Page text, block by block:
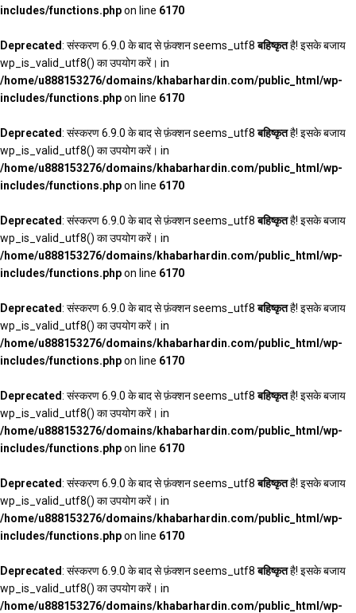
includes/functions.phpon line 6170
Deprecated: संस्करण 6.9.0 के बाद से फ़ंक्शन seems_utf8बहिष्कृतहै! इसके बजाय
wp_is_valid_utf8() का उपयोग करें। in
/home/u888153276/domains/khabarhardin.com/public_html/wp-
includes/functions.phpon line 6170
Deprecated: संस्करण 6.9.0 के बाद से फ़ंक्शन seems_utf8बहिष्कृतहै! इसके बजाय
wp_is_valid_utf8() का उपयोग करें। in
/home/u888153276/domains/khabarhardin.com/public_html/wp-
includes/functions.phpon line 6170
Deprecated: संस्करण 6.9.0 के बाद से फ़ंक्शन seems_utf8बहिष्कृतहै! इसके बजाय
wp_is_valid_utf8() का उपयोग करें। in
/home/u888153276/domains/khabarhardin.com/public_html/wp-
includes/functions.phpon line 6170
Deprecated: संस्करण 6.9.0 के बाद से फ़ंक्शन seems_utf8बहिष्कृतहै! इसके बजाय
wp_is_valid_utf8() का उपयोग करें। in
/home/u888153276/domains/khabarhardin.com/public_html/wp-
includes/functions.phpon line 6170
Deprecated: संस्करण 6.9.0 के बाद से फ़ंक्शन seems_utf8बहिष्कृतहै! इसके बजाय
wp_is_valid_utf8() का उपयोग करें। in
/home/u888153276/domains/khabarhardin.com/public_html/wp-
includes/functions.phpon line 6170
Deprecated: संस्करण 6.9.0 के बाद से फ़ंक्शन seems_utf8बहिष्कृतहै! इसके बजाय
wp_is_valid_utf8() का उपयोग करें। in
/home/u888153276/domains/khabarhardin.com/public_html/wp-
includes/functions.phpon line 6170
Deprecated: संस्करण 6.9.0 के बाद से फ़ंक्शन seems_utf8बहिष्कृतहै! इसके बजाय
wp_is_valid_utf8() का उपयोग करें। in
/home/u888153276/domains/khabarhardin.com/public_html/wp-